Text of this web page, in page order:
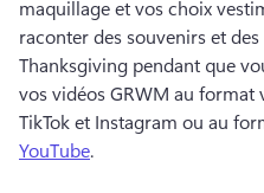
maquillage et vos choix
raconter des souvenirs et
Thanksgiving pendant que
vos vidéos GRWM au format
TikTok et Instagram ou au
YouTube.